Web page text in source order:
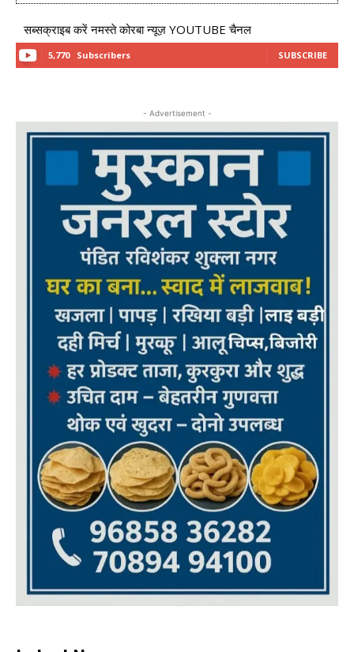
सब्सक्राइब करें नमस्ते कोरबा न्यूज़ YOUTUBE चैनल
5,770 Subscribers SUBSCRIBE
- Advertisement -